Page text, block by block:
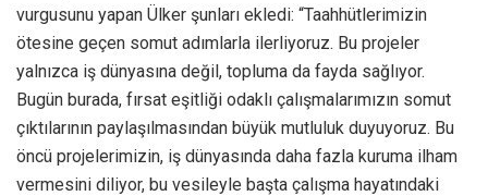
vurgusunu yapan Ülker şunları ekledi: “Taahhütlerimizin
ötesine geçen somut adımlarla ilerliyoruz. Bu projeler
yalnızca iş dünyasına değil, topluma da fayda sağlıyor.
Bugün burada, fırsat eşitliği odaklı çalışmalarımızın somut
çıktılarının paylaşılmasından büyük mutluluk duyuyoruz. Bu
öncü projelerimizin, iş dünyasında daha fazla kuruma ilham
vermesini diliyor, bu vesileyle başta çalışma hayatındaki